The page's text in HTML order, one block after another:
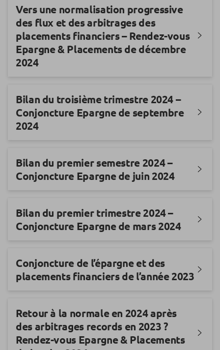
Vers une normalisation progressive
des flux et des arbitrages des
placements financiers – Rendez-vous
Epargne & Placements de décembre
2024
Bilan du troisième trimestre 2024 –
Conjoncture Epargne de septembre
2024
Bilan du premier semestre 2024 –
Conjoncture Epargne de juin 2024
Bilan du premier trimestre 2024 –
Conjoncture Epargne de mars 2024
Conjoncture de l’épargne et des
placements financiers de l’année 2023
Retour à la normale en 2024 après
des arbitrages records en 2023 ?
Rendez-vous Epargne & Placements